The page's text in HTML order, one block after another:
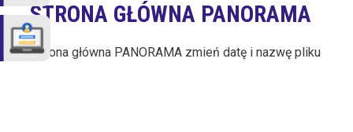
STRONA GŁÓWNA PANORAMA
Strona główna PANORAMA zmień datę i nazwę pliku